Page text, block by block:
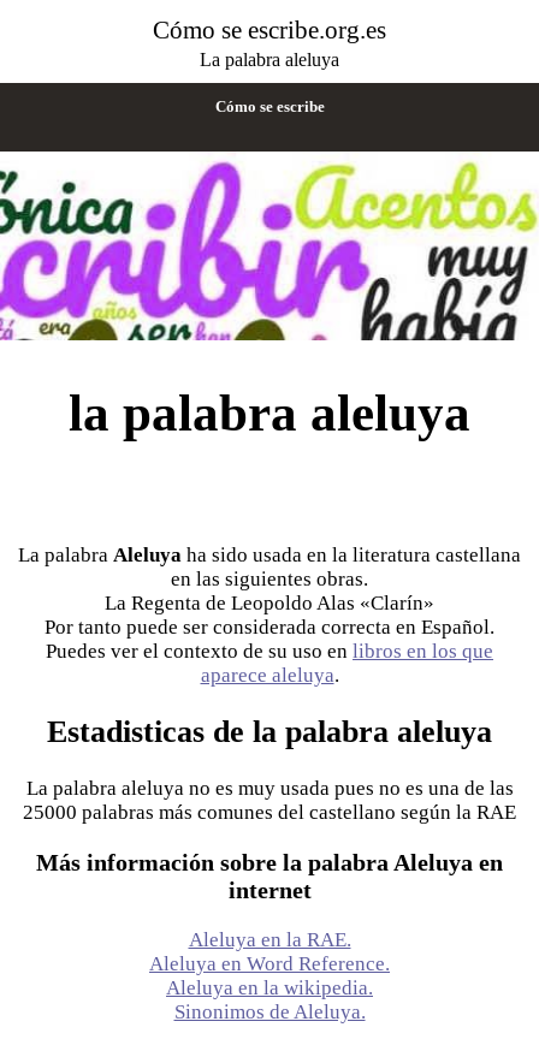
Cómo se escribe.org.es
La palabra aleluya
Cómo se escribe
la palabra aleluya
La palabra Aleluya ha sido usada en la literatura castellana
en las siguientes obras.
La Regenta de Leopoldo Alas «Clarín»
Por tanto puede ser considerada correcta en Español.
Puedes ver el contexto de su uso en libros en los que
aparece aleluya.
Estadisticas de la palabra aleluya
La palabra aleluya no es muy usada pues no es una de las
25000 palabras más comunes del castellano según la RAE
Más información sobre la palabra Aleluya en
internet
Aleluya en la RAE.
Aleluya en Word Reference.
Aleluya en la wikipedia.
Sinonimos de Aleluya.